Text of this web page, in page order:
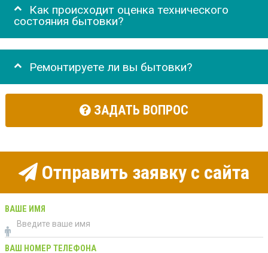
Как происходит оценка технического
состояния бытовки?
Ремонтируете ли вы бытовки?
ЗАДАТЬ ВОПРОС
Отправить заявку с сайта
ВАШЕ ИМЯ
ВАШ НОМЕР ТЕЛЕФОНА